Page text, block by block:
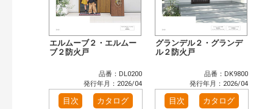
エルムーブ２・エルムー
ブ２防火戸
品番：DL0200
発行年月：2026/04
目次 カタログ
グランデル２・グランデ
ル２防火戸
品番：DK9800
発行年月：2026/04
目次 カタログ